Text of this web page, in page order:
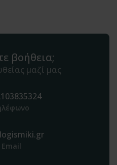
βοήθεια;
μαζί μας
Email